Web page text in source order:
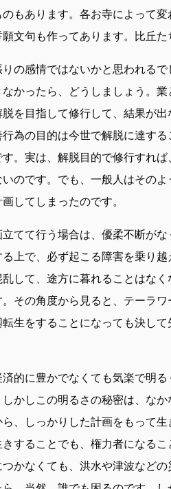
もあります。各お寺によって
文句も作ってあります。比丘た
の感情ではないかと思われる
かったら、どうしましょう。
を目指して修行して、結果が
為の目的は今世で解脱に達す
。実は、解脱目的で修行すれ
のです。でも、一般人はその
してしまったのです。
てて行う場合は、優柔不断が
上で、必ず起こる障害を乗り
して、途方に暮れることはな
その角度から見ると、テーラ
生をすることになっても決し
的に豊かでなくても気楽で明
かしこの明るさの秘密は、な
、しっかりした計画をもって
することでも、権力者になる
かなくても、洪水や津波など